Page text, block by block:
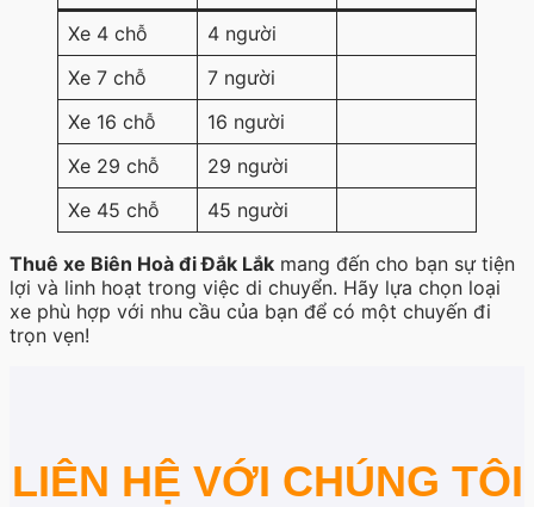
Xe 4 chỗ
4 người
Xe 7 chỗ
7 người
Xe 16 chỗ
16 người
Xe 29 chỗ
29 người
Xe 45 chỗ
45 người
Thuê xe Biên Hoà đi Đắk Lắk mang đến cho bạn sự tiện
lợi và linh hoạt trong việc di chuyển. Hãy lựa chọn loại
xe phù hợp với nhu cầu của bạn để có một chuyến đi
trọn vẹn!
LIÊN HỆ VỚI CHÚNG TÔI